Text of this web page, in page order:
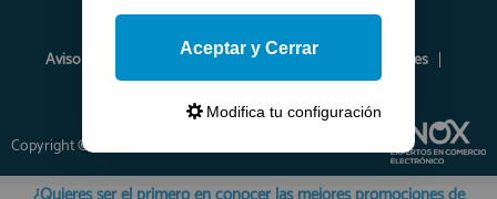
Aviso Legal Política de Privacidad
Política de Cookies
Envíos y Devoluciones
Opiniones
Copyright © 2026 www.francobordo.com
Aceptar y Cerrar
Modifica tu configuración